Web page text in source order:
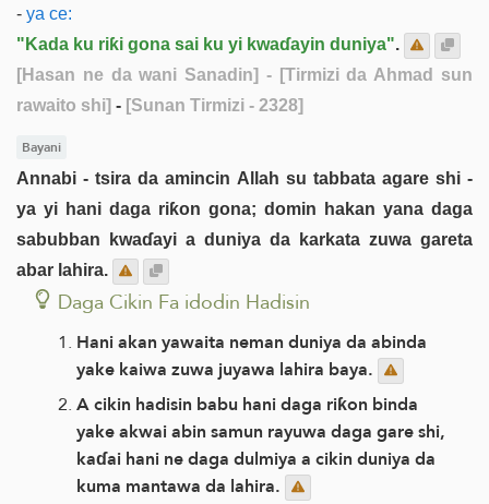
- ya ce:
"Kada ku riƙi gona sai ku yi kwaɗayin duniya".
[Hasan ne da wani Sanadin] - [Tirmizi da Ahmad sun
rawaito shi] - [Sunan Tirmizi - 2328]
Bayani
Annabi - tsira da amincin Allah su tabbata agare shi -
ya yi hani daga riƙon gona; domin hakan yana daga
sabubban kwaɗayi a duniya da karkata zuwa gareta
abar lahira.
Daga Cikin Fa idodin Hadisin
Hani akan yawaita neman duniya da abinda
yake kaiwa zuwa juyawa lahira baya.
A cikin hadisin babu hani daga riƙon binda
yake akwai abin samun rayuwa daga gare shi,
kaɗai hani ne daga dulmiya a cikin duniya da
kuma mantawa da lahira.